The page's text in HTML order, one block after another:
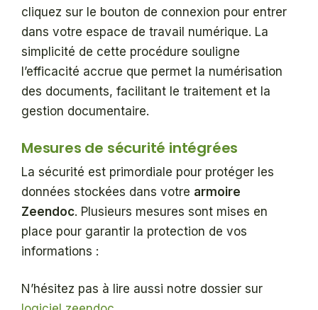
cliquez sur le bouton de connexion pour entrer
dans votre espace de travail numérique. La
simplicité de cette procédure souligne
l’efficacité accrue que permet la numérisation
des documents, facilitant le traitement et la
gestion documentaire.
Mesures de sécurité intégrées
La sécurité est primordiale pour protéger les
données stockées dans votre armoire
Zeendoc. Plusieurs mesures sont mises en
place pour garantir la protection de vos
informations :
N’hésitez pas à lire aussi notre dossier sur